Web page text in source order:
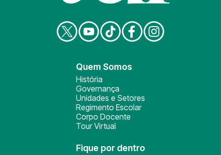
Quem Somos
História
Governança
Unidades e Setores
Regimento Escolar
Corpo Docente
Tour Virtual
Fique por dentro